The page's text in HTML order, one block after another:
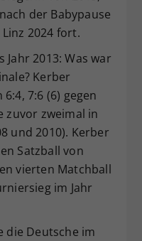
der Babypause
2024 fort.
2013: Was war
Kerber
7:6 (6) gegen
zuvor zweimal in
und 2010). Kerber
Satzball von
vierten Matchball
im Jahr
die Deutsche im